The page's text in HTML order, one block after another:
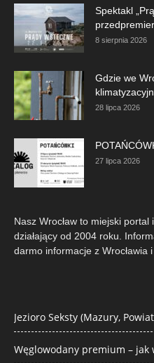
Spektakl
8 sierpnia 2026
Gdzie we
28 lipca 2026
27 lipca 2026
Nasz Wrocław to miejski
działający od 2004 roku.
darmo informacje z Wrocławia
Jezioro Seksty (Mazury,
Węglowodany premium – jak